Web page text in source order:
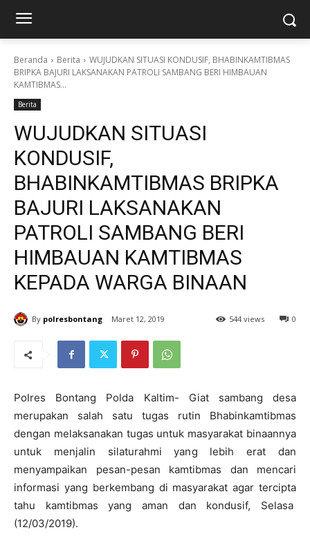
Beranda Berita
WUJUDKAN SITUASI KONDUSIF, BHABINKAMTIBMAS
BRIPKA BAJURI LAKSANAKAN PATROLI SAMBANG BERI HIMBAUAN
KAMTIBMAS...
Berita
WUJUDKAN SITUASI
KONDUSIF,
BHABINKAMTIBMAS BRIPKA
BAJURI LAKSANAKAN
PATROLI SAMBANG BERI
HIMBAUAN KAMTIBMAS
KEPADA WARGA BINAAN
By polresbontang Maret 12, 2019 0
544 views
Polres Bontang Polda Kaltim- Giat sambang desa
merupakan salah satu tugas rutin Bhabinkamtibmas
dengan melaksanakan tugas untuk masyarakat binaannya
untuk menjalin silaturahmi yang lebih erat dan
menyampaikan pesan-pesan kamtibmas dan mencari
informasi yang berkembang di masyarakat agar tercipta
tahu kamtibmas yang aman dan kondusif, Selasa
(12/03/2019).